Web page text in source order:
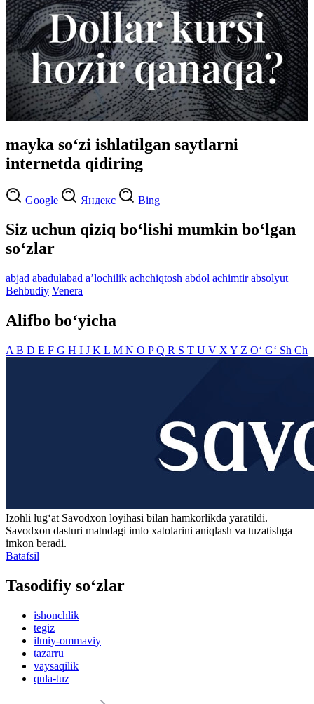
mayka so‘zi ishlatilgan saytlarni
internetda qidiring
Google Яндекс Bing
Siz uchun qiziq bo‘lishi mumkin bo‘lgan
so‘zlar
abjad abadulabad aʼlochilik achchiqtosh abdol achimtir absolyut
Behbudiy Venera
Alifbo bo‘yicha
A B D E F G H I J K L M N O PQ R S T U V X Y Z O‘ G‘ Sh Ch
Izohli lugʻat Savodxon loyihasi bilan hamkorlikda yaratildi.
Savodxon dasturi matndagi imlo xatolarini aniqlash va tuzatishga
imkon beradi.
Batafsil
Tasodifiy so‘zlar
ishonchlik
tegiz
ilmiy-ommaviy
tazarru
vaysaqilik
qula-tuz